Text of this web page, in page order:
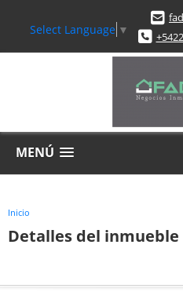
Select Language ▼
MENÚ
Inicio
Detalles del inmueble